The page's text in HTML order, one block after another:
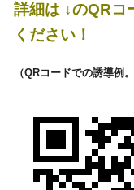
詳細は ↓のQRコ
ください！
（QRコードでの誘導例